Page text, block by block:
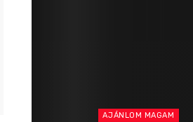
AJÁNLOM MAGAM